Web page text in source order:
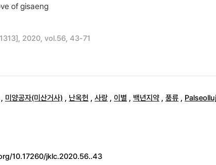
of gisaeng
2020, vol.56, 43-71
, 미양공자(미산거사) , 난옥헌 , 사랑 , 이별 , 백년지약 , 풍류 ,
10.17260/jklc.2020.56..43